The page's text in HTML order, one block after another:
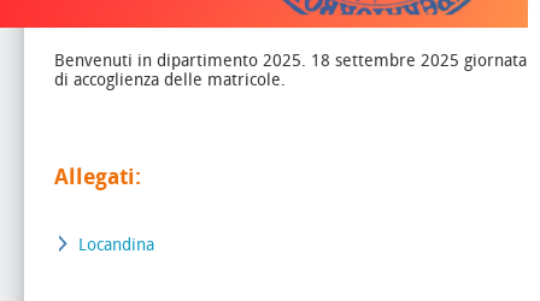
Benvenuti in dipartimento 2025. 18 settembre 2025 giornata
di accoglienza delle matricole.
Allegati:
Locandina